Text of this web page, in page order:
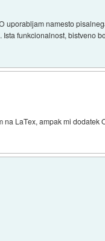
uporabljam namesto
funkcionalnost, bistveno
LaTex, ampak mi dodatek